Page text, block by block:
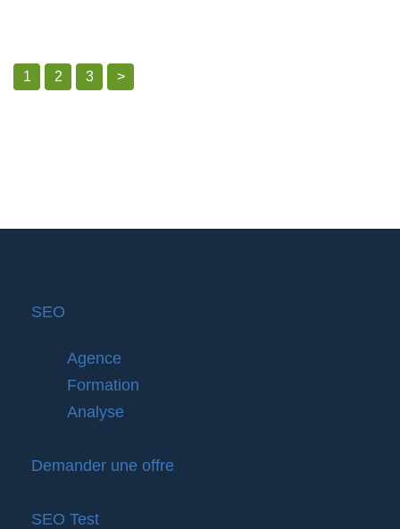
1 2 3 >
SEO
Agence
Formation
Analyse
Demander une offre
SEO Test